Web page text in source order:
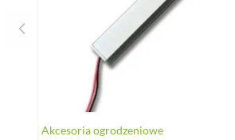
Akcesoria ogrodzeniowe